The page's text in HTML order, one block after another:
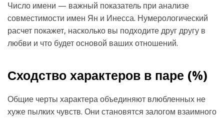
Число имени — важный показатель при анализе
совместимости имен Ян и Инесса. Нумерологический
расчет покажет, насколько вы подходите друг другу в
любви и что будет основой ваших отношений.
Сходство характеров в паре (%)
Общие черты характера объединяют влюбленных не
хуже пылких чувств. Они становятся залогом взаимного